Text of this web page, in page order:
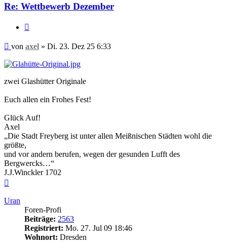
Re: Wettbewerb Dezember
Beitrag
von axel » Di. 23. Dez 25 6:33
zwei Glashütter Originale
Euch allen ein Frohes Fest!
Glück Auf!
Axel
„Die Stadt Freyberg ist unter allen Meißnischen Städten wohl die
größte,
und vor andern berufen, wegen der gesunden Lufft des
Bergwercks…“
J.J.Winckler 1702
Uran
Foren-Profi
Beiträge: 2563
Registriert: Mo. 27. Jul 09 18:46
Wohnort: Dresden